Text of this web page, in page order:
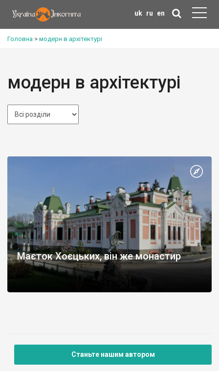
uk ru en
Головна > модерн в архітектурі
модерн в архітектурі
Маєток Хоєцьких, він же монастир
Станьте нашим автором